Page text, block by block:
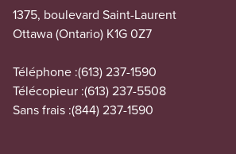
1375, boulevard Saint-Laurent
Ottawa (Ontario) K1G 0Z7
Téléphone :(613) 237-1590
Télécopieur :(613) 237-5508
Sans frais :(844) 237-1590